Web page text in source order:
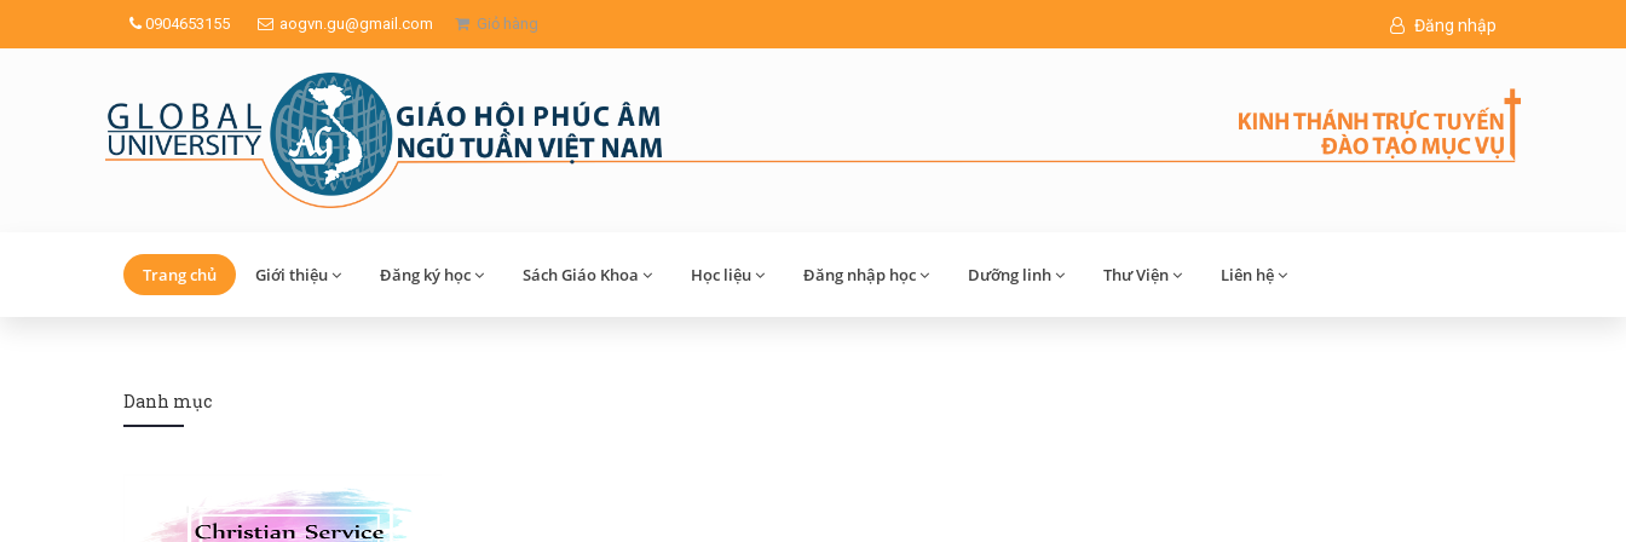
0904653155 aogvn.gu@gmail.com Giỏ hàng Đăng nhập
Trang chủ Giới thiệu Đăng ký học Sách Giáo Khoa Học liệu Đăng nhập học Dưỡng linh Thư Viện Liên hệ
Danh mục